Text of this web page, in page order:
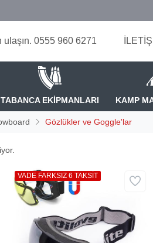
0555 960 6271
TABANCA EKİPMANLARI KAMP
Gözlükler ve Goggle'lar
VADE FARKSIZ 6 TAKSİT